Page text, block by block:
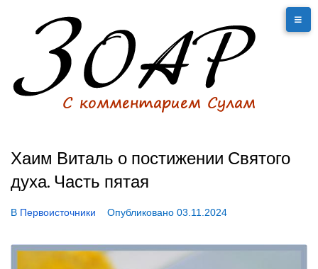
Хаим Виталь о постижении Святого
духа. Часть пятая
В Первоисточники Опубликовано 03.11.2024